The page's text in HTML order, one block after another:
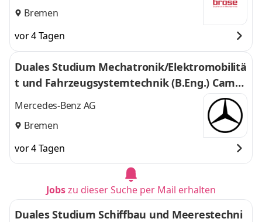
Bremen
vor 4 Tagen
Duales Studium Mechatronik/Elektromobilitä
t und Fahrzeugsystemtechnik (B.Eng.) Camp
usmodell Bremen/Sindelfingen, 01.10.2027
Mercedes-Benz AG
Bremen
vor 4 Tagen
Jobszu dieser Suche per Mail erhalten
Duales Studium Schiffbau und Meerestechni